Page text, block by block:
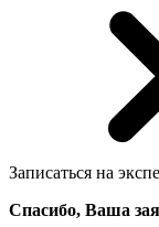
Записаться на
Спасибо, Ваша